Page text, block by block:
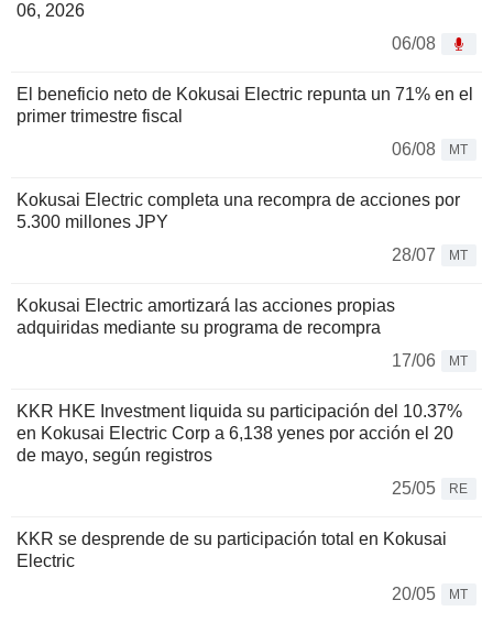
06, 2026
06/08
El beneficio neto de Kokusai Electric repunta un 71% en el
primer trimestre fiscal
06/08
MT
Kokusai Electric completa una recompra de acciones por
5.300 millones JPY
28/07
MT
Kokusai Electric amortizará las acciones propias
adquiridas mediante su programa de recompra
17/06
MT
KKR HKE Investment liquida su participación del 10.37%
en Kokusai Electric Corp a 6,138 yenes por acción el 20
de mayo, según registros
25/05
RE
KKR se desprende de su participación total en Kokusai
Electric
20/05
MT